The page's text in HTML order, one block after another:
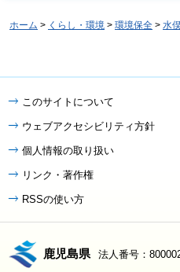
ホーム > くらし・環境 > 環境保全 > 水
このサイトについて
ウェブアクセシビリティ方針
個人情報の取り扱い
リンク・著作権
RSSの使い方
鹿児島県 法人番号：